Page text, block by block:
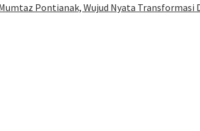
Pontianak, Wujud Nyata